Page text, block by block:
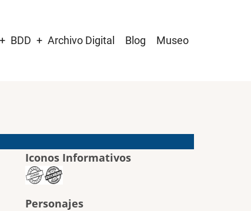
BDD Archivo Digital Blog Museo
Iconos Informativos
Personajes